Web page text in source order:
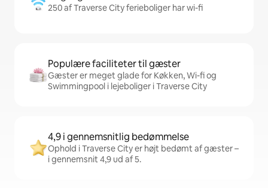
250 af Traverse City ferieboliger har wi-fi
Populære faciliteter til gæster
Gæster er meget glade for Køkken, Wi-fi og
Swimmingpool i lejeboliger i Traverse City
4,9 i gennemsnitlig bedømmelse
Ophold i Traverse City er højt bedømt af gæster –
i gennemsnit 4,9 ud af 5.